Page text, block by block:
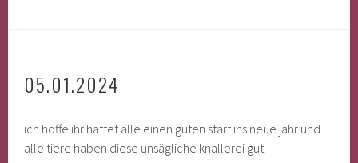
05.01.2024
ich hoffe ihr hattet alle einen guten start ins neue jahr und
alle tiere haben diese unsägliche knallerei gut